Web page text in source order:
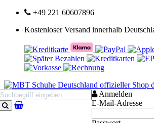
+49 221 60607896
Kostenloser Versand innerhalb
Suchen
Anmelden
E-Mail-Adresse